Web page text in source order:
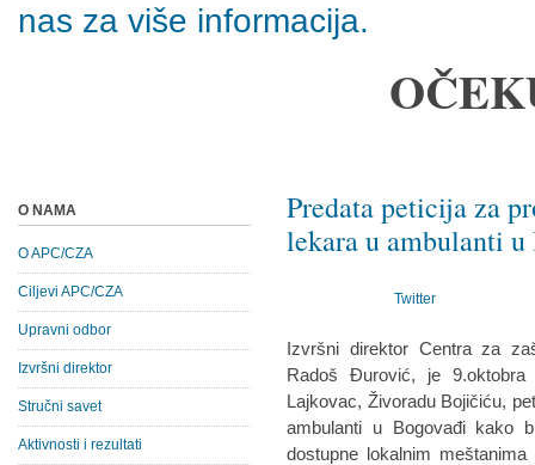
nas za više informacija.
Predata peticija za
lekara u ambulanti u
Twitter
Izvršni direktor Centra za
Radoš Đurović, je 9.oktobra
Lajkovac, Živoradu Bojičiću,
ambulanti u Bogovađi kako
dostupne lokalnim
O NAMA
O APC/CZA
Ciljevi APC/CZA
Upravni odbor
Izvršni direktor
Stručni savet
Aktivnosti i rezultati